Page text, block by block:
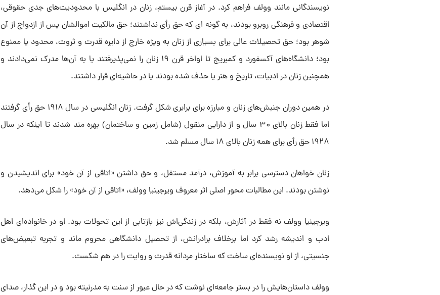
نویسندگانی مانند وولف فراهم کرد. در آغاز قرن بیستم، زنان در انگلیس با محدودیت‌های جدی حقوقی،
اقتصادی و فرهنگی روبرو بودند، به گونه ای که حق رأی نداشتند؛ حق مالکیت اموالشان پس از ازدواج از آن
شوهر بود؛ حق تحصیلات عالی برای بسیاری از زنان به ویژه خارج از دایره قدرت و ثروت، محدود یا ممنوع
بود؛ دانشگاه‌های آکسفورد و کمبریج تا اواخر قرن ۱۹ زنان را نمی‌پذیرفتند یا به آن‌ها مدرک نمی‌دادند و
همچنین زنان در ادبیات، تاریخ و هنر یا حذف شده بودند یا در حاشیه‌ای قرار داشتند.
در همین دوران جنبش‌های زنان و مبارزه برای برابری شکل گرفت. زنان انگلیسی در سال ۱۹۱۸ حق رأی گرفتند
اما فقط زنان بالای ۳۰ سال و از دارایی منقول (شامل زمین و ساختمان) بهره مند شدند تا اینکه در سال
۱۹۲۸ حق رأی برای همه‌ زنان بالای ۱۸ سال مسلم شد.
زنان خواهان دسترسی برابر به آموزش، درآمد مستقل، و حق داشتن «اتاقی از آن خود» برای اندیشیدن و
نوشتن بودند. این مطالبات محور اصلی اثر معروف ویرجینیا وولف، «اتاقی از آن خود» را شکل می‌دهد.
ویرجینیا وولف نه فقط در آثارش، بلکه در زندگی‌اش نیز بازتابی از این تحولات بود. او در خانواده‌ای اهل
ادب و اندیشه رشد کرد اما برخلاف برادرانش، از تحصیل دانشگاهی محروم ماند و تجربه‌ تبعیض‌های
جنسیتی، از او نویسنده‌ای ساخت که ساختار مردانه‌ قدرت و روایت را در هم شکست.
وولف داستان‌هایش را در بستر جامعه‌ای نوشت که در حال عبور از سنت به مدرنیته بود و در این گذار، صدای